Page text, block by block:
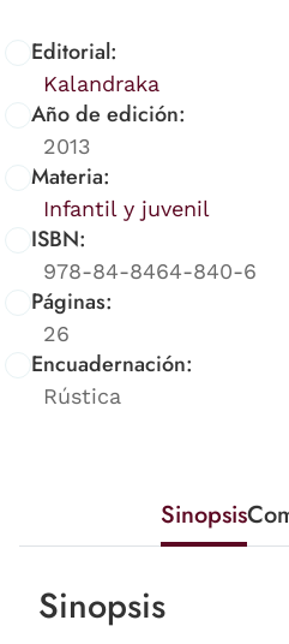
Editorial:
Kalandraka
Año de edición:
2013
Materia:
Infantil y juvenil
ISBN:
978-84-8464-840-6
Páginas:
26
Encuadernación:
Rústica
Sinopsis
Sinopsis